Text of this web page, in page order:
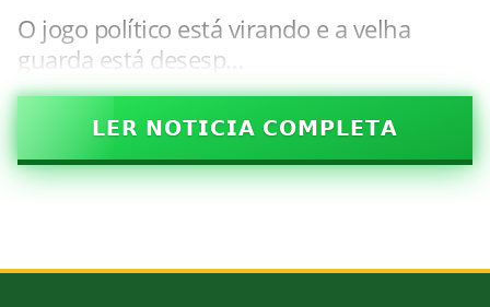
O jogo político está virando e a velha
guarda está desesp…
𝗟𝗘𝗥 𝗡𝗢𝗧𝗜𝗖𝗜𝗔 𝗖𝗢𝗠𝗣𝗟𝗘𝗧𝗔